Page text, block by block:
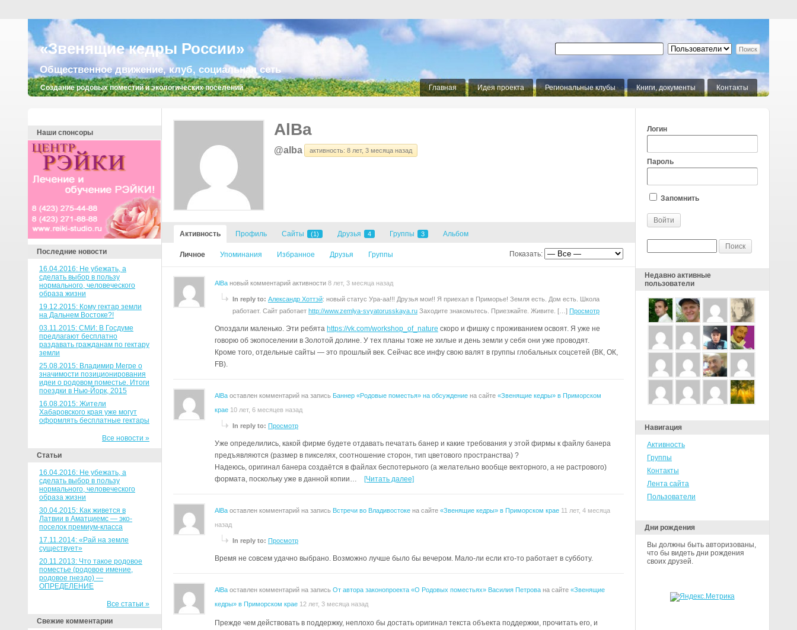
«Звенящие кедры России»
Общественное движение, клуб, социальная сеть
Создание родовых поместий и экологических поселений Главная Идея проекта Региональные клубы Книги, документы Контакты
Наши спонсоры
Последние новости
16.04.2016: Не убежать, а
сделать выбор в пользу
нормального, человеческого
образа жизни
19.12.2015: Кому гектар земли
на Дальнем Востоке?!
03.11.2015: СМИ: В Госдуме
предлагают бесплатно
раздавать гражданам по гектару
земли
25.08.2015: Владимир Мегре о
значимости позиционирования
идеи о родовом поместье. Итоги
поездки в Нью-Йорк, 2015
16.08.2015: Жители
Хабаровского края уже могут
оформлять бесплатные гектары
Все новости »
Статьи
16.04.2016: Не убежать, а
сделать выбор в пользу
нормального, человеческого
образа жизни
30.04.2015: Как живется в
Латвии в Аматциемс — эко-
поселок премиум-класса
17.11.2014: «Рай на земле
существует»
20.11.2013: Что такое родовое
поместье (родовое имение,
родовое гнездо) —
ОПРЕДЕЛЕНИЕ
Все статьи »
Свежие комментарии
AlBa
@alba активность: 8 лет, 3 месяца назад
Активность Профиль Сайты (1) Друзья 4 Группы 3 Альбом
Личное Упоминания Избранное Друзья Группы Показать:
AlBa новый комментарий активности 8 лет, 3 месяца назад
In reply to: Александр Хоттэй: новый статус Ура-аа!!! Друзья мои!! Я приехал в Приморье! Земля есть. Дом есть. Школа
работает. Сайт работает http://www.zemlya-svyatorusskaya.ru Заходите знакомьтесь. Приезжайте. Живите. […] Просмотр
Опоздали маленько. Эти ребята https://vk.com/workshop_of_nature скоро и фишку с проживанием освоят. Я уже не
говорю об экопоселении в Золотой долине. У тех планы тоже не хилые и день земли у себя они уже проводят.
Кроме того, отдельные сайты — это прошлый век. Сейчас все инфу свою валят в группы глобальных соцсетей (ВК, ОК,
FB).
AlBa оставлен комментарий на запись Баннер «Родовые поместья» на обсуждение на сайте «Звенящие кедры» в Приморском
крае 10 лет, 6 месяцев назад
In reply to: Просмотр
Уже определились, какой фирме будете отдавать печатать банер и какие требования у этой фирмы к файлу банера
предъявляются (размер в пикселях, соотношение сторон, тип цветового пространства) ?
Надеюсь, оригинал банера создаётся в файлах беспотерьного (а желательно вообще векторного, а не растрового)
формата, поскольку уже в данной копии…
[Читать далее]
AlBa оставлен комментарий на запись Встречи во Владивостоке на сайте «Звенящие кедры» в Приморском крае 11 лет, 4 месяца
назад
In reply to: Просмотр
Время не совсем удачно выбрано. Возможно лучше было бы вечером. Мало-ли если кто-то работает в субботу.
AlBa оставлен комментарий на запись От автора законопроекта «О Родовых поместьях» Василия Петрова на сайте «Звенящие
кедры» в Приморском крае 12 лет, 3 месяца назад
Прежде чем действовать в поддержку, неплохо бы достать оригинал текста объекта поддержки, прочитать его, и
Логин
Пароль
Запомнить
Недавно активные
пользователи
Навигация
Активность
Группы
Контакты
Лента сайта
Пользователи
Дни рождения
Вы должны быть авторизованы,
что бы видеть дни рождения
своих друзей.